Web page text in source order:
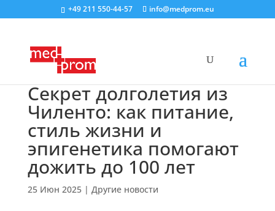
+49 211 550-44-57 info@medprom.eu
Секрет долголетия из
Чиленто: как питание,
стиль жизни и
эпигенетика помогают
дожить до 100 лет
25 Июн 2025| Другие новости